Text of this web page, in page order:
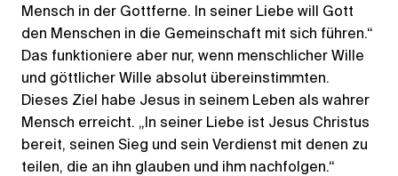
Mensch in der Gottferne. In seiner Liebe will Gott
den Menschen in die Gemeinschaft mit sich führen.“
Das funktioniere aber nur, wenn menschlicher Wille
und göttlicher Wille absolut übereinstimmten.
Dieses Ziel habe Jesus in seinem Leben als wahrer
Mensch erreicht. „In seiner Liebe ist Jesus Christus
bereit, seinen Sieg und sein Verdienst mit denen zu
teilen, die an ihn glauben und ihm nachfolgen.“